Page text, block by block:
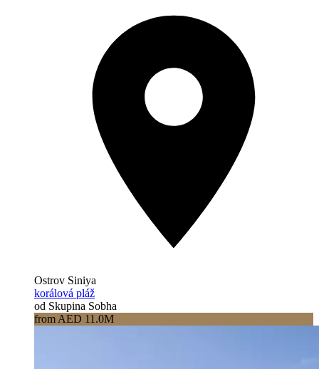
Ostrov Siniya
korálová pláž
od Skupina Sobha
from AED 11.0M